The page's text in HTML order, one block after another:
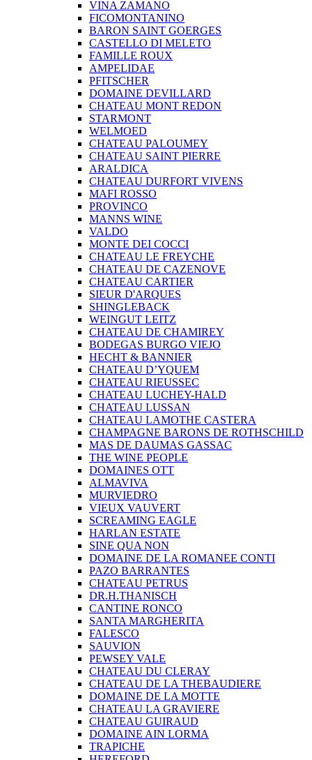
VINA ZAMANO
FICOMONTANINO
BARON SAINT GOERGES
CASTELLO DI MELETO
FAMILLE ROUX
AMPELIDAE
PFITSCHER
DOMAINE DEVILLARD
CHATEAU MONT REDON
STARMONT
WELMOED
CHATEAU PALOUMEY
CHATEAU SAINT PIERRE
ARALDICA
CHATEAU DURFORT VIVENS
MAFI ROSSO
PROVINCO
MANNS WINE
VALDO
MONTE DEI COCCI
CHATEAU LE FREYCHE
CHATEAU DE CAZENOVE
CHATEAU CARTIER
SIEUR D'ARQUES
SHINGLEBACK
WEINGUT LEITZ
CHATEAU DE CHAMIREY
BODEGAS BURGO VIEJO
HECHT & BANNIER
CHATEAU D’YQUEM
CHATEAU RIEUSSEC
CHATEAU LUCHEY-HALD
CHATEAU LUSSAN
CHATEAU LAMOTHE CASTERA
CHAMPAGNE BARONS DE ROTHSCHILD
MAS DE DAUMAS GASSAC
THE WINE PEOPLE
DOMAINES OTT
ALMAVIVA
MURVIEDRO
VIEUX VAUVERT
SCREAMING EAGLE
HARLAN ESTATE
SINE QUA NON
DOMAINE DE LA ROMANEE CONTI
PAZO BARRANTES
CHATEAU PETRUS
DR.H.THANISCH
CANTINE RONCO
SANTA MARGHERITA
FALESCO
SAUVION
PEWSEY VALE
CHATEAU DU CLERAY
CHATEAU DE LA THEBAUDIERE
DOMAINE DE LA MOTTE
CHATEAU LA GRAVIERE
CHATEAU GUIRAUD
DOMAINE AIN LORMA
TRAPICHE